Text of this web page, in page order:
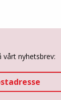
vårt nyhetsbrev: